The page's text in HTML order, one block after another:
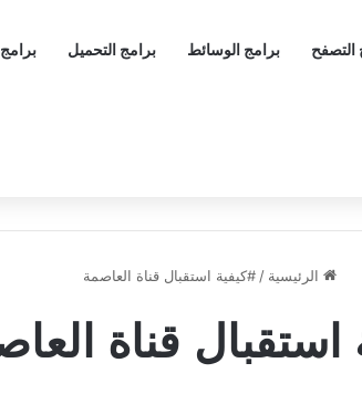
التصفح برامج الوسائط برامج التحميل
الرئيسية / #كيفية استقبال قناة العاصمة
استقبال قناة